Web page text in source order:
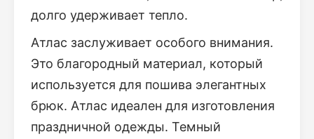
долго удерживает тепло.
Атлас заслуживает особого внимания.
Это благородный материал, который
используется для пошива элегантных
брюк. Атлас идеален для изготовления
праздничной одежды. Темный